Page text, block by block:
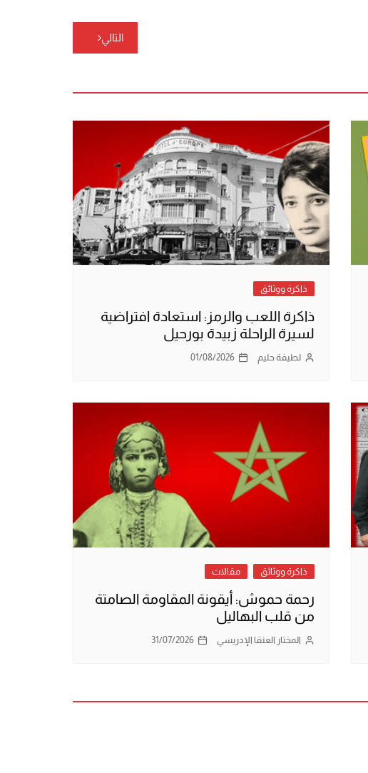
التالي
ذاكرة ووثائق
ذاكرة اللعب والرمز: استعادة افتراضية
لسيرة الراحلة زبيدة بورحيل
لطيفة حليم 01/08/2026
ذاكرة ووثائق مقالات
رحمة حموش: أيقونة المقاومة الصامتة
من قلب البهاليل
المختار العنقا الإدريسي 31/07/2026